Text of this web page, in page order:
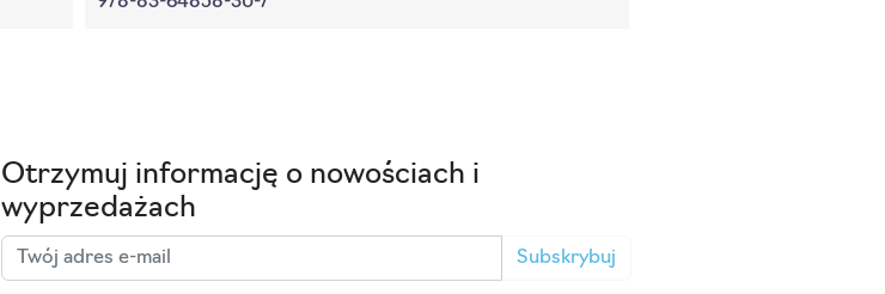
Otrzymuj informację o nowościach i
wyprzedażach
Subskrybuj